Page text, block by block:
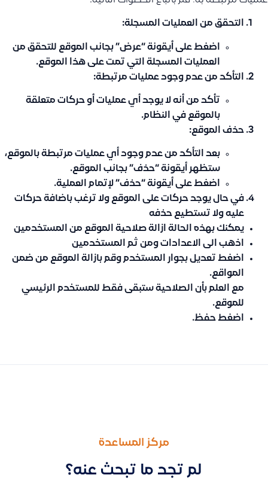
التحقق من العمليات المسجلة:
اضغط على أيقونة “عرض” بجانب الموقع للتحقق من
العمليات المسجلة التي تمت على هذا الموقع.
التأكد من عدم وجود عمليات مرتبطة:
تأكد من أنه لا يوجد أي عمليات أو حركات متعلقة
بالموقع في النظام.
حذف الموقع:
بعد التأكد من عدم وجود أي عمليات مرتبطة بالموقع،
ستظهر أيقونة “حذف” بجانب الموقع.
اضغط على أيقونة “حذف” لإتمام العملية.
في حال يوجد حركات على الموقع ولا ترغب باضافة حركات
عليه ولا تستطيع حذفه
يمكنك بهذه الحالة ازالة صلاحية الموقع من المستخدمين
اذهب الى الاعدادات ومن ثم المستخدمين
اضغط تعديل بجوار المستخدم وقم بازالة الموقع من ضمن
المواقع.
مع العلم بأن الصلاحية ستبقى فقط للمستخدم الرئيسي
للموقع.
اضغط حفظ.
مركز المساعدة
لم تجد ما تبحث عنه؟